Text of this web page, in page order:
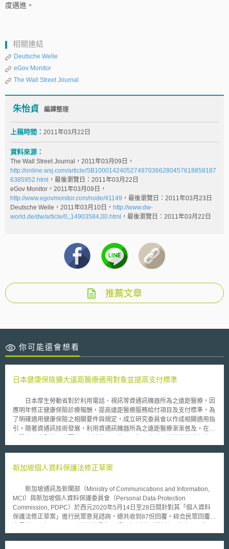
度邁進。
相關連結
Deutsche Welle
eGov Monitor
The Wall Street Journal
朱怡貞 編譯整理
上稿時間： 2011年03月22日
資料來源：
The Wall Street Journal，2011年03月09日，
http://online.wsj.com/article/SB1000142405274870366280457618858187
6385952.html ，最後瀏覽日：2011年03月22日
eGov Monitor，2011年03月09日，
http://www.egovmonitor.com/node/41149 ，最後瀏覽日：2011年03月23日
Deutsche Welle，2011年03月10日， http://www.dw-
world.de/dw/article/0,,14903584,00.html ，最後瀏覽日：2011年03月22日
推薦文章
你可能還會想看
日本健康保險擴大遠距醫療適用對象並提高支付標準
日本厚生勞動省對於利用電話、視訊等資通訊機器所為之遠距醫療，因
應明年修正健康保險診療報酬，提高遠距醫療服務給付項目及支付標準，為
了明確適用健康保險之相關要件與規定，成立研究委員會以作成相關適用指
引。隨著資通訊技術發展，利用資通訊機器所為之遠距醫療漸漸普及。在擔
療，有必要整備相關法令規定。厚生勞動省於11月設置研究委員會，預定在
するガイドライン）」。 日本1948年制定之醫師法第20條規定醫師非
能想像與規範。目前，厚生勞動省以函釋通知方式，對於該條之適用為相關
通知與事務聯絡，以擴大遠距醫療適用之可能性。厚生勞動省於1997年第
一次發出之通知（平成9年12月24日健政發第1057號厚生省健康政策局長
通知），對於遠距醫療與醫師法第20條的適用關係提出基本見解，認為醫師
法第20條親自診療原則規定，不一定等於直接見面診療，以代替方式而對於
定。在本號通知「留意事項」中，對於遠距醫療之適用對象地區與病患，有
新加坡個人資料保護法修正草案
新加坡通訊及新聞部（Ministry of Communications and Information,
MCI）與新加坡個人資料保護委員會（Personal Data Protection
Commission, PDPC）於西元2020年5月14日至28日間針對其「個人資料
保護法修正草案」進行民眾意見諮詢，總共收到87份回覆。綜合民眾回覆之
重點如下： 提高外洩個人資料者罰鍰金額，至該公司在新加坡年營業額